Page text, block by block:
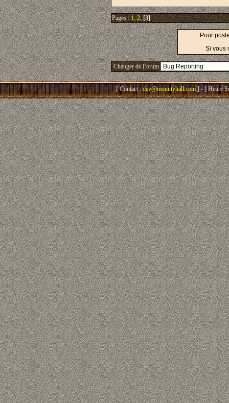
Pages :1,2,[3]
Pour
Si vous
Changer de Forum
[ Contact : dev@mountyhall.com ] - [ Heure